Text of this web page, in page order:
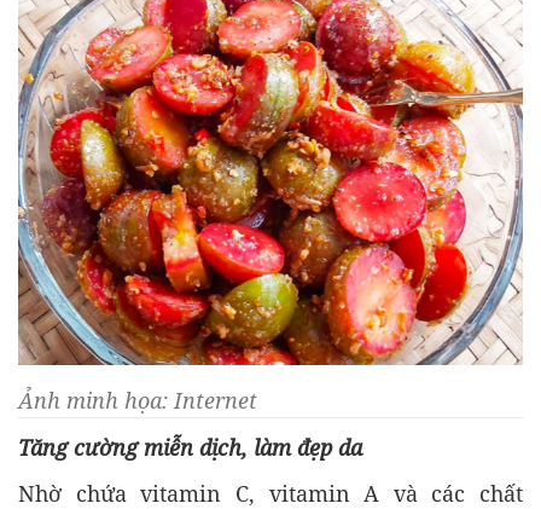
Ảnh minh họa: Internet
Tăng cường miễn dịch, làm đẹp da
Nhờ chứa vitamin C, vitamin A và các chất